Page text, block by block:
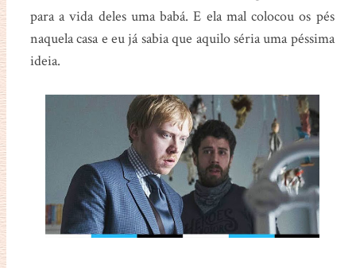
para a vida deles uma babá. E ela mal colocou os pés
naquela casa e eu já sabia que aquilo séria uma péssima
ideia.